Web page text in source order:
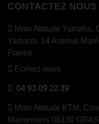
CONTACTEZ NOUS
Moto Attitude Yamaha,
Yamaha, 14 Avenue
France
Ecrivez-nous
04 93 09 22 39
Moto Attitude KTM,
Marronniers 06130